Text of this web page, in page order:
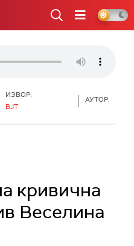
ИЗВОР:
ВЈТ
АУТОР:
кривична
Веселина